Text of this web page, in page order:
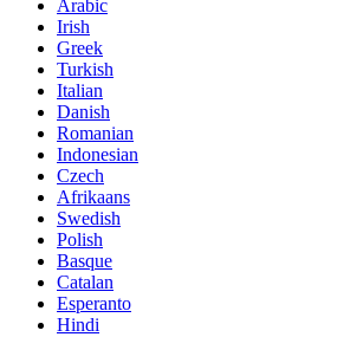
Arabic
Irish
Greek
Turkish
Italian
Danish
Romanian
Indonesian
Czech
Afrikaans
Swedish
Polish
Basque
Catalan
Esperanto
Hindi